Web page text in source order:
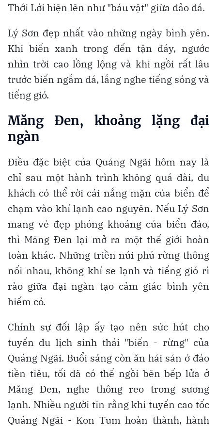
Thới Lới hiện lên như "báu vật" giữa đảo đá.
Lý Sơn đẹp nhất vào những ngày bình yên.
Khi biển xanh trong đến tận đáy, ngước
nhìn trời cao lồng lộng và khi ngồi rất lâu
trước biển ngắm đá, lắng nghe tiếng sóng và
tiếng gió.
Măng Đen, khoảng lặng đại
ngàn
Điều đặc biệt của Quảng Ngãi hôm nay là
chỉ sau một hành trình không quá dài, du
khách có thể rời cái nắng mặn của biển để
chạm vào khí lạnh cao nguyên. Nếu Lý Sơn
mang vẻ đẹp phóng khoáng của biển đảo,
thì Măng Đen lại mở ra một thế giới hoàn
toàn khác. Những triền núi phủ rừng thông
nối nhau, không khí se lạnh và tiếng gió rì
rào giữa đại ngàn tạo cảm giác bình yên
hiếm có.
Chính sự đối lập ấy tạo nên sức hút cho
tuyến du lịch sinh thái "biển - rừng" của
Quảng Ngãi. Buổi sáng còn ăn hải sản ở đảo
tiền tiêu, tối đã có thể ngồi bên bếp lửa ở
Măng Đen, nghe thông reo trong sương
lạnh. Nhiều người tin rằng khi tuyến cao tốc
Quảng Ngãi - Kon Tum hoàn thành, hành